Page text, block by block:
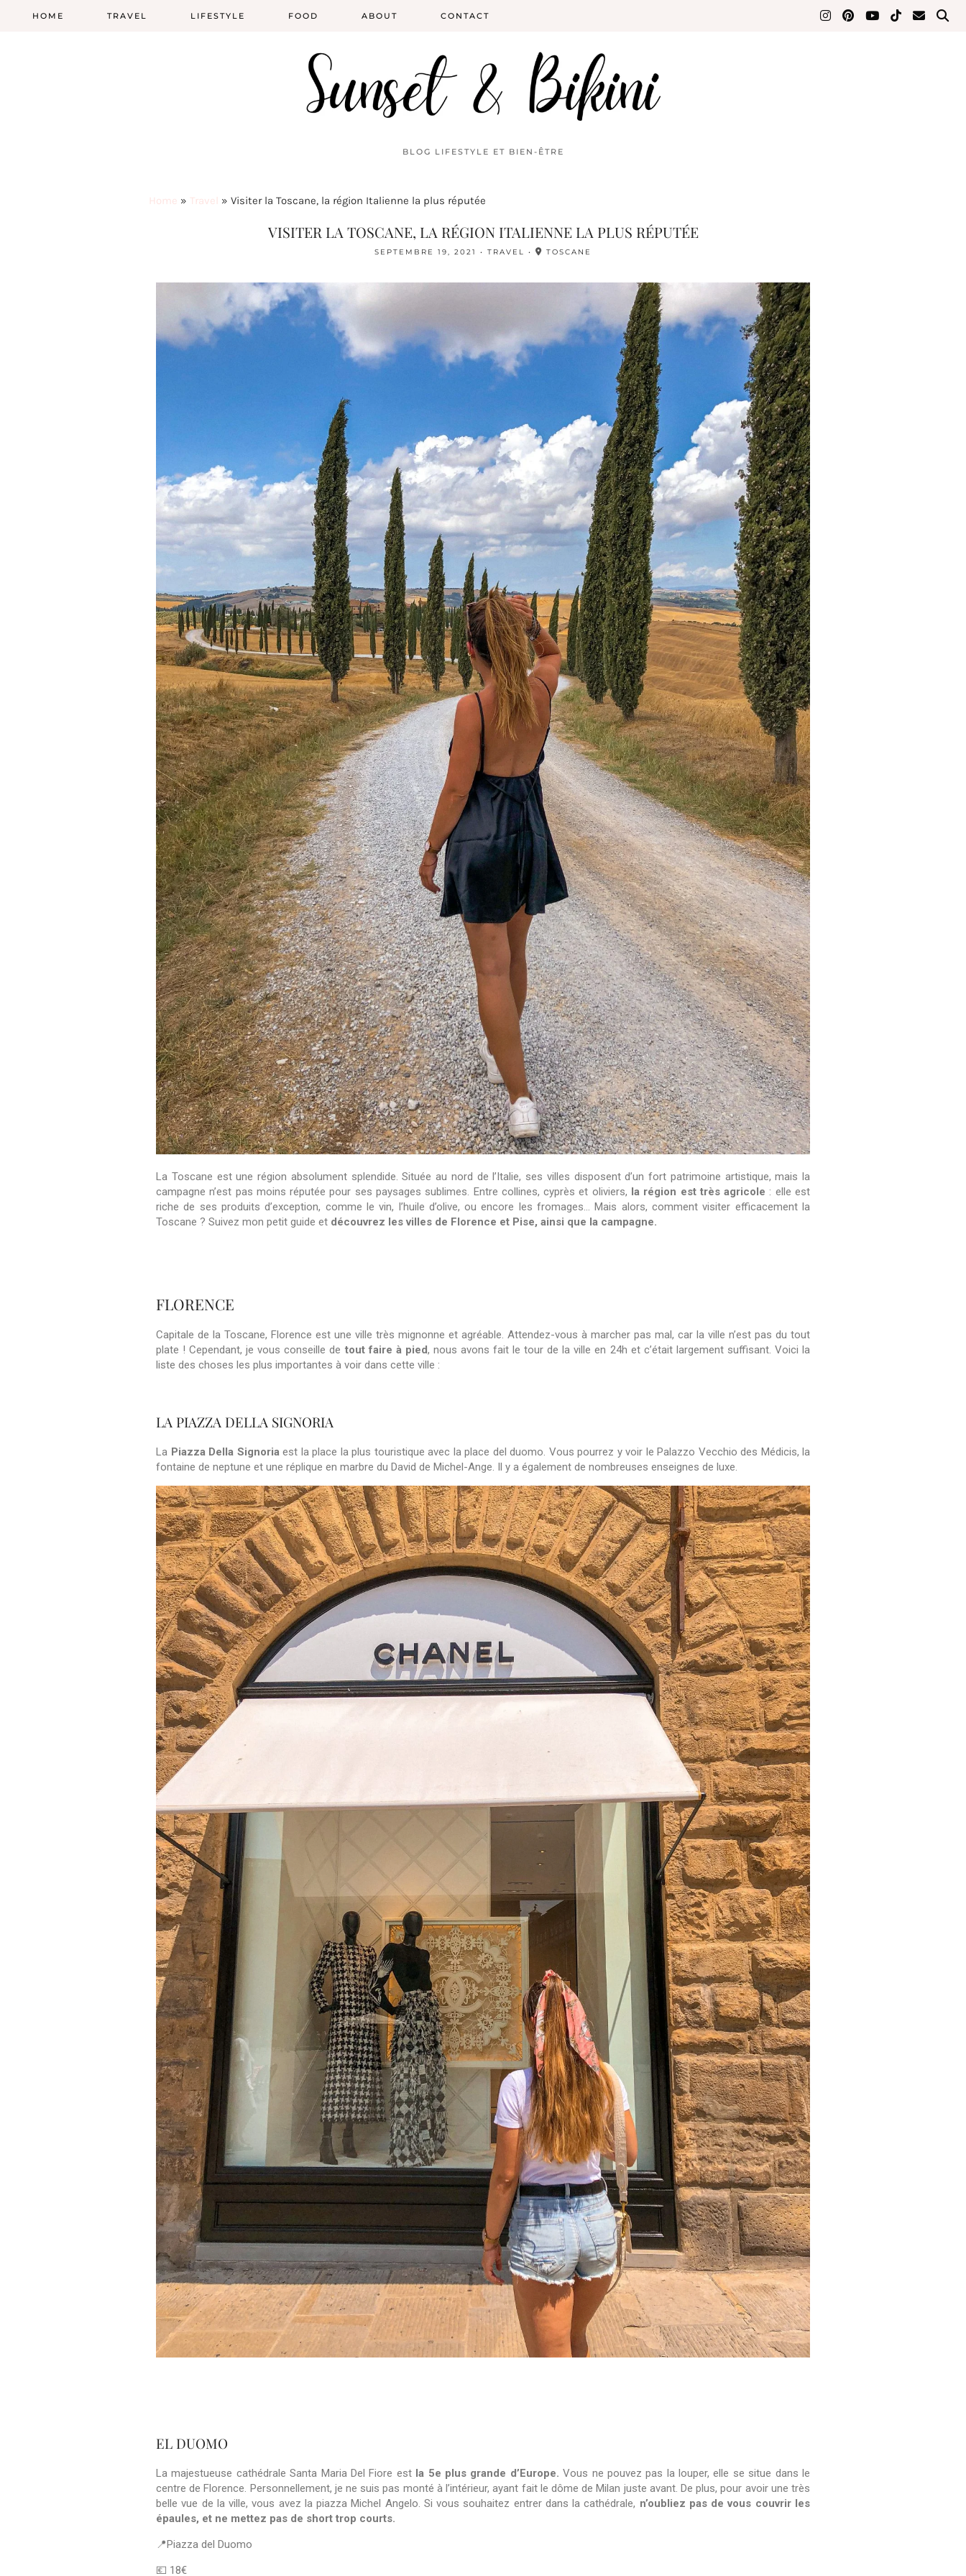
BLOG LIFESTYLE ET BIEN-ÊTRE
HOME TRAVEL LIFESTYLE FOOD ABOUT CONTACT
Home » Travel » Visiter la Toscane, la région Italienne la plus réputée
VISITER LA TOSCANE, LA RÉGION ITALIENNE LA PLUS RÉPUTÉE
SEPTEMBRE 19, 2021 TRAVEL TOSCANE
La Toscane est une région absolument splendide. Située au nord de l’Italie, ses villes disposent d’un fort patrimoine artistique, mais la
campagne n’est pas moins réputée pour ses paysages sublimes. Entre collines, cyprès et oliviers, la région est très agricole : elle est
riche de ses produits d’exception, comme le vin, l’huile d’olive, ou encore les fromages… Mais alors, comment visiter efficacement la
Toscane ? Suivez mon petit guide et découvrez les villes de Florence et Pise, ainsi que la campagne.
FLORENCE
Capitale de la Toscane, Florence est une ville très mignonne et agréable. Attendez-vous à marcher pas mal, car la ville n’est pas du tout
plate ! Cependant, je vous conseille de tout faire à pied, nous avons fait le tour de la ville en 24h et c’était largement suffisant. Voici la
liste des choses les plus importantes à voir dans cette ville :
LA PIAZZA DELLA SIGNORIA
La Piazza Della Signoriaest la place la plus touristique avec la place del duomo. Vous pourrez y voir le Palazzo Vecchio des Médicis, la
fontaine de neptune et une réplique en marbre du David de Michel-Ange. Il y a également de nombreuses enseignes de luxe.
EL DUOMO
La majestueuse cathédrale Santa Maria Del Fiore est la 5e plus grande d’Europe. Vous ne pouvez pas la louper, elle se situe dans le
centre de Florence. Personnellement, je ne suis pas monté à l’intérieur, ayant fait le dôme de Milan juste avant. De plus, pour avoir une très
belle vue de la ville, vous avez la piazza Michel Angelo. Si vous souhaitez entrer dans la cathédrale, n’oubliez pas de vous couvrir les
épaules, et ne mettez pas de short trop courts.
📍Piazza del Duomo
💶 18€